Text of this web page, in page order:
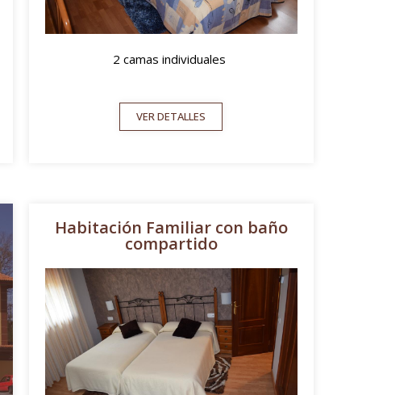
2 camas individuales
VER DETALLES
Habitación Familiar con baño
compartido